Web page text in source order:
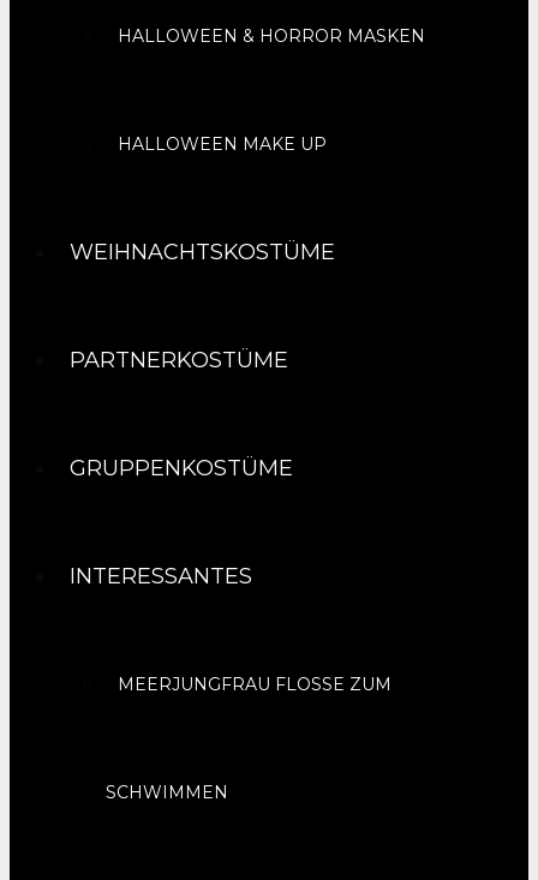
HALLOWEEN & HORROR MASKEN
HALLOWEEN MAKE UP
WEIHNACHTSKOSTÜME
PARTNERKOSTÜME
GRUPPENKOSTÜME
INTERESSANTES
MEERJUNGFRAU FLOSSE ZUM
SCHWIMMEN